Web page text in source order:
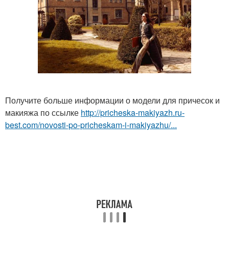
Получите больше информации о модели для причесок и
макияжа по ссылке http://pricheska-makiyazh.ru-
best.com/novosti-po-pricheskam-i-makiyazhu/...